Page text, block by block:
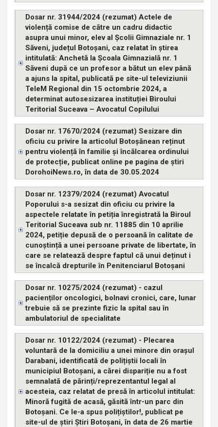
Dosar nr. 31944/2024 (rezumat) Actele de
violență comise de către un cadru didactic
asupra unui minor, elev al Școlii Gimnaziale nr. 1
Săveni, județul Botoșani, caz relatat în știrea
intitulată: Anchetă la Școala Gimnazială nr. 1
Săveni după ce un profesor a bătut un elev până
a ajuns la spital, publicată pe site-ul televiziunii
TeleM Regional din 15 octombrie 2024, a
determinat autosesizarea instituției Biroului
Teritorial Suceava – Avocatul Copilului
Dosar nr. 17670/2024 (rezumat) Sesizare din
oficiu cu privire la articolul Botoșănean reținut
pentru violență în familie și încălcarea ordinului
de protecție, publicat online pe pagina de știri
DorohoiNews.ro, în data de 30.05.2024
Dosar nr. 12379/2024 (rezumat) Avocatul
Poporului s-a sesizat din oficiu cu privire la
aspectele relatate în petiția înregistrată la Biroul
Teritorial Suceava sub nr. 11885 din 10 aprilie
2024, petiție depusă de o persoană în calitate de
cunoștință a unei persoane private de libertate, în
care se relatează despre faptul că unui deținut i
se încalcă drepturile în Penitenciarul Botoșani
Dosar nr. 10275/2024 (rezumat) - cazul
pacienților oncologici, bolnavi cronici, care, lunar
trebuie să se prezinte fizic la spital sau în
ambulatoriul de specialitate
Dosar nr. 10122/2024 (rezumat) - Plecarea
voluntară de la domiciliu a unei minore din orașul
Darabani, identificată de polițiștii locali în
municipiul Botoșani, a cărei dispariție nu a fost
semnalată de părinți/reprezentantul legal al
acesteia, caz relatat de presă în articolul intitulat:
Minoră fugită de acasă, găsită într-un parc din
Botoșani. Ce le-a spus polițiștilor!, publicat pe
site-ul de știri Știri Botoșani, în data de 26 martie